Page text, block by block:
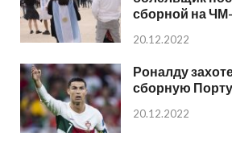
сборной на
20.12.2022
Роналду
сборную
20.12.2022